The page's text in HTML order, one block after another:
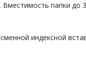
папки до
индексной